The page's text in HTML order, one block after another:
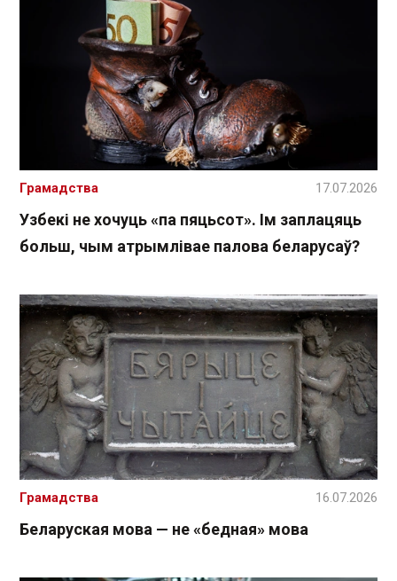
Узбекі не хочуць «па пяцьсот». Ім заплацяць
больш, чым атрымлівае палова беларусаў?
Грамадства 17.07.2026
Беларуская мова — не «бедная» мова
Грамадства 16.07.2026